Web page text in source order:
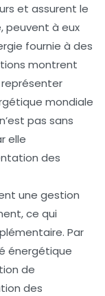
et assurent le
peuvent à eux
fournie à des
montrent
mondiale
pas sans
elle
des
une gestion
ce qui
Par
énergétique
de
des